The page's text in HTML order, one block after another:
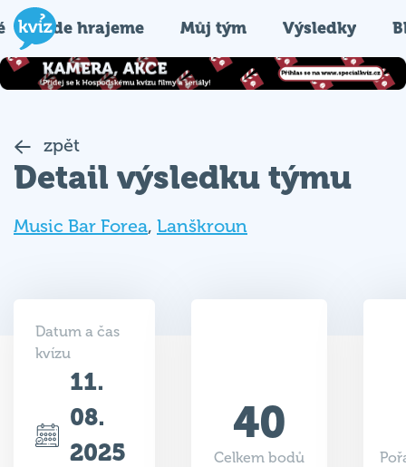
Kde hrajeme Můj tým Výsledky
zpět
Detail výsledku týmu
Music Bar Forea, Lanškroun
Datum a čas
kvízu
11.
08.
2025
40
Celkem bodů